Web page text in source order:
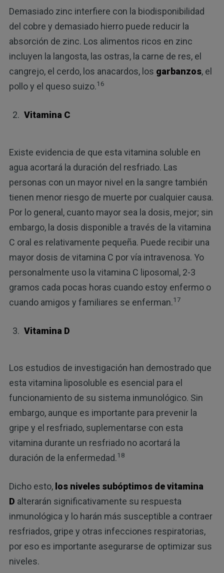
Demasiado zinc interfiere con la biodisponibilidad
del cobre y demasiado hierro puede reducir la
absorción de zinc. Los alimentos ricos en zinc
incluyen la langosta, las ostras, la carne de res, el
cangrejo, el cerdo, los anacardos, los garbanzos, el
pollo y el queso suizo.16
Vitamina C
Existe evidencia de que esta vitamina soluble en
agua acortará la duración del resfriado. Las
personas con un mayor nivel en la sangre también
tienen menor riesgo de muerte por cualquier causa.
Por lo general, cuanto mayor sea la dosis, mejor; sin
embargo, la dosis disponible a través de la vitamina
C oral es relativamente pequeña. Puede recibir una
mayor dosis de vitamina C por vía intravenosa. Yo
personalmente uso la vitamina C liposomal, 2-3
gramos cada pocas horas cuando estoy enfermo o
cuando amigos y familiares se enferman.17
Vitamina D
Los estudios de investigación han demostrado que
esta vitamina liposoluble es esencial para el
funcionamiento de su sistema inmunológico. Sin
embargo, aunque es importante para prevenir la
gripe y el resfriado, suplementarse con esta
vitamina durante un resfriado no acortará la
duración de la enfermedad.18
Dicho esto, los niveles subóptimos de vitamina
D alterarán significativamente su respuesta
inmunológica y lo harán más susceptible a contraer
resfriados, gripe y otras infecciones respiratorias,
por eso es importante asegurarse de optimizar sus
niveles.